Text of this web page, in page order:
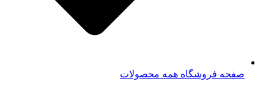
صفحه فروشگاه همه محصولات​